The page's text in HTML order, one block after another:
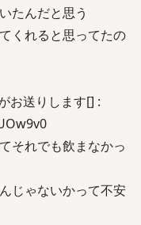
たんだと思う
くれると思ってたの
お送りします[] :
それでも飲まなかっ
じゃないかって不安